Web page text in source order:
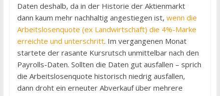
Daten deshalb, da in der Historie der Aktienmarkt
dann kaum mehr nachhaltig angestiegen ist, wenn die
Arbeitslosenquote (ex Landwirtschaft) die 4%-Marke
erreichte und unterschritt. Im vergangenen Monat
startete der rasante Kursrutsch unmittelbar nach den
Payrolls-Daten. Sollten die Daten gut ausfallen – sprich
die Arbeitslosenquote historisch niedrig ausfallen,
dann droht ein erneuter Abverkauf über mehrere